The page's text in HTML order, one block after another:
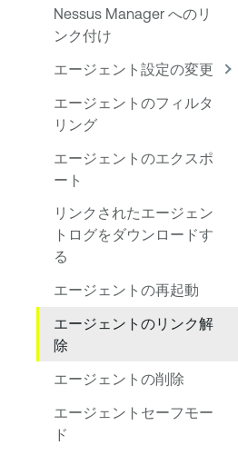
Nessus Manager へのリ
ンク付け
エージェント設定の変更
エージェントのフィルタ
リング
エージェントのエクスポ
ート
リンクされたエージェン
トログをダウンロードす
る
エージェントの再起動
エージェントのリンク解
除
エージェントの削除
エージェントセーフモー
ド